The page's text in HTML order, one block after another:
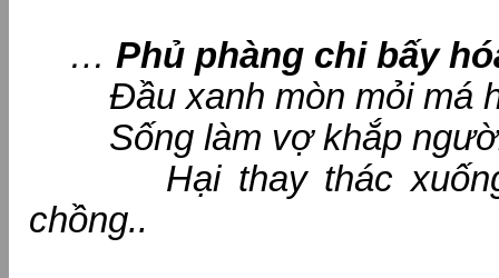
… Phủ phàng chi bấy
Đầu xanh mòn mỏi má
Sống làm vợ khắp
Hại thay thác xuống
chồng..